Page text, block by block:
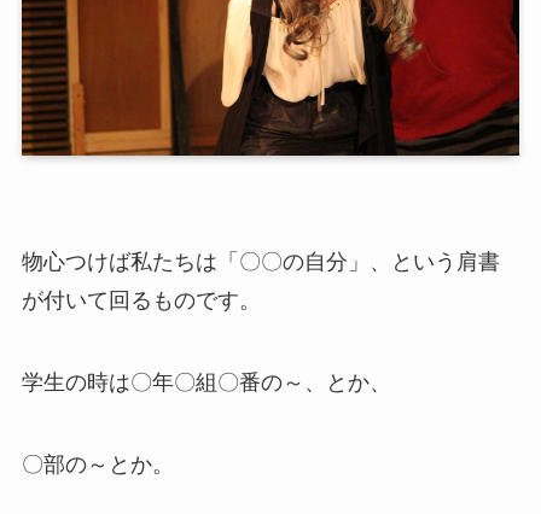
物心つけば私たちは「〇〇の自分」、という肩書
が付いて回るものです。
学生の時は〇年〇組〇番の～、とか、
〇部の～とか。